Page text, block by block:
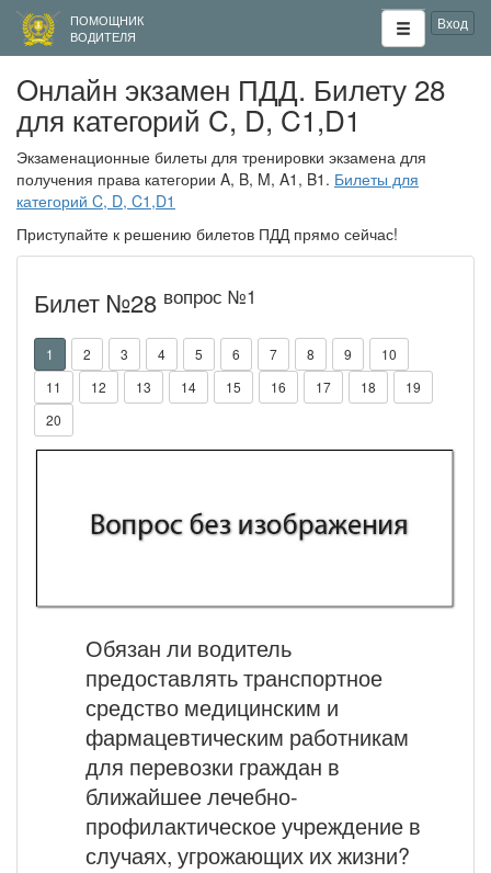
ПОМОЩНИК
ВОДИТЕЛЯ
Вход
Oнлайн экзамен ПДД. Билету 28
для категорий C, D, C1,D1
Экзаменационные билеты для тренировки экзамена для
получения права категории A, B, M, A1, B1. Билеты для
категорий C, D, C1,D1
Приступайте к решению билетов ПДД прямо сейчас!
Билет №28 вопрос №1
1 2 3 4 5 6 7 8 9
10
11
12 13 14 15 16 17 18
19
20
Обязан ли водитель
предоставлять транспортное
средство медицинским и
фармацевтическим работникам
для перевозки граждан в
ближайшее лечебно-
профилактическое учреждение в
случаях, угрожающих их жизни?